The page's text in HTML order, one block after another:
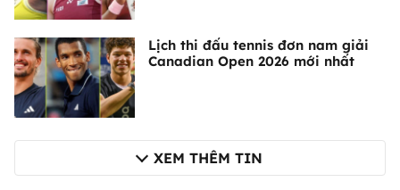
Lịch thi đấu tennis đơn nam giải
Canadian Open 2026 mới nhất
XEM THÊM TIN